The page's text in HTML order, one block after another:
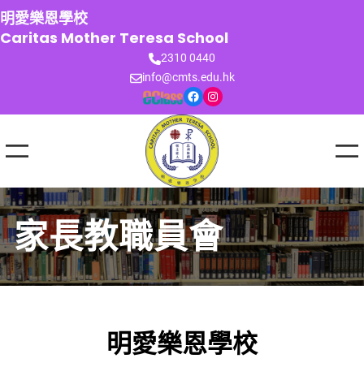
跳
至
主
明愛樂恩學校
Caritas Mother Teresa School
2310 0440
info@cmts.edu.hk
Facebook Instagram
家長教職員會
明愛樂恩學校